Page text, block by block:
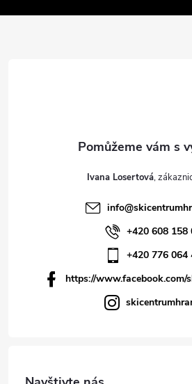
Ivana Losertová
info@
+420 608 158
+420 776 064
https://www.facebook.com/